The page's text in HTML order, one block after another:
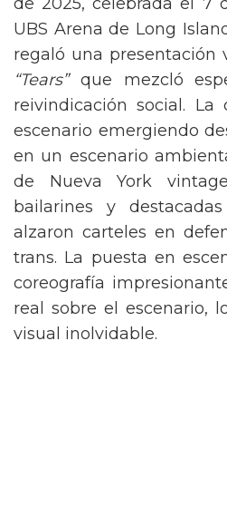
UBS Arena de Long
regaló una presentación
“Tears”que mezcló
reivindicación social. La
escenario emergiendo
en un escenario
de Nueva York
bailarines y
alzaron carteles en
trans. La puesta en
coreografía
real sobre el escenario,
visual inolvidable.